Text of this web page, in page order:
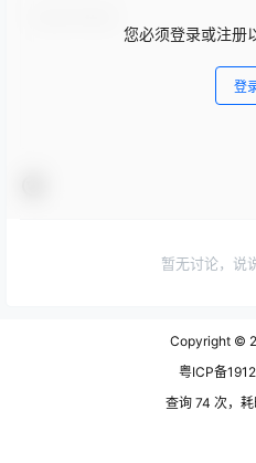
您必须登录或注册
登
暂无讨论，说
Copyright ©
粤ICP备
查询 74 次，